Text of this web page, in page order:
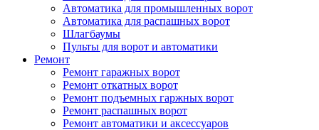
Автоматика для промышленных ворот
Автоматика для распашных ворот
Шлагбаумы
Пульты для ворот и автоматики
Ремонт
Ремонт гаражных ворот
Ремонт откатных ворот
Ремонт подъемных гаржных ворот
Ремонт распашных ворот
Ремонт автоматики и аксессуаров